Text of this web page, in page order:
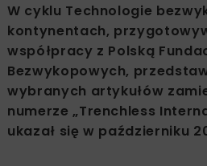
W cyklu Technologie
kontynentach,
współpracy z Polską
Bezwykopowych,
wybranych artykułów
numerze „Trenchless
ukazał się w październiku